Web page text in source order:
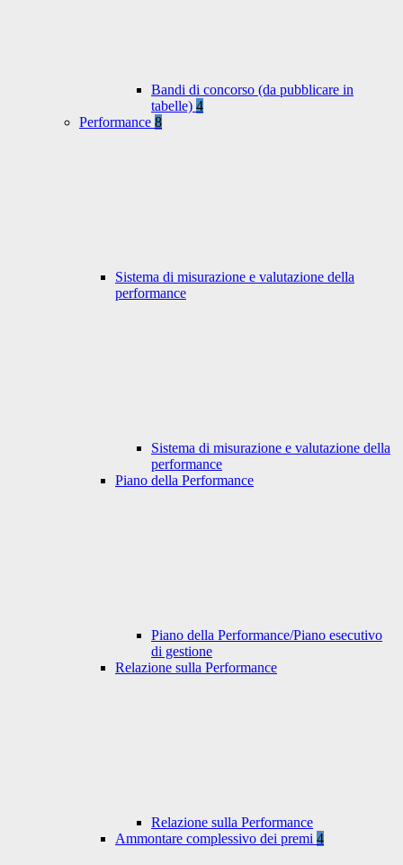
Bandi di concorso (da pubblicare in
tabelle) 4
Performance 8
Sistema di misurazione e valutazione della
performance
Sistema di misurazione e valutazione della
performance
Piano della Performance
Piano della Performance/Piano esecutivo
di gestione
Relazione sulla Performance
Relazione sulla Performance
Ammontare complessivo dei premi 4